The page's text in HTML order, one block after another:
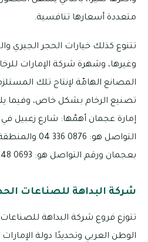
متعددة أسعارها تنافسية.
تتنوع كذلك خيارات الحجر الجيري
وغيرها، وشهرة شركة الإمارات
المصانع الهامّة لإنتاج تلك
تصنيع الرخام بشكل خاص، وفيما
إمارة عجمان أهمّها: شارع زعبيل في
التواصل هو:
بعجمان ورقم التواصل هو: 0693 748 06
شركة البداهة للصناعات
تتوزع فروع شركة البداهة
الوطن العربي وتحديدًا دولة